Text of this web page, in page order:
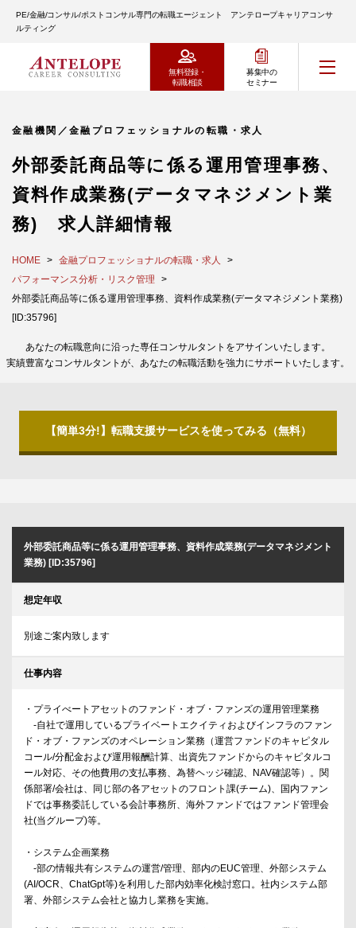
PE/金融/コンサル/ポストコンサル専門の転職エージェント アンテロープキャリアコンサ
ルティング
無料登録・
転職相談
募集中の
セミナー
金融機関／金融プロフェッショナルの転職・求人
外部委託商品等に係る運用管理事務、
資料作成業務(データマネジメント業
務) 求人詳細情報
HOME
金融プロフェッショナルの転職・求人
パフォーマンス分析・リスク管理
外部委託商品等に係る運用管理事務、資料作成業務(データマネジメント業務)
[ID:35796]
あなたの転職意向に沿った専任コンサルタントをアサインいたします。
実績豊富なコンサルタントが、あなたの転職活動を強力にサポートいたします。
【簡単3分!】転職支援サービスを使ってみる（無料）
外部委託商品等に係る運用管理事務、資料作成業務(データマネジメント
業務) [ID:35796]
想定年収
別途ご案内致します
仕事内容
・プライべートアセットのファンド・オブ・ファンズの運用管理業務
-自社で運用しているプライベートエクイティおよびインフラのファン
ド・オブ・ファンズのオペレーション業務（運営ファンドのキャピタル
コール/分配金および運用報酬計算、出資先ファンドからのキャピタルコ
ール対応、その他費用の支払事務、為替ヘッジ確認、NAV確認等）。関
係部署/会社は、同じ部の各アセットのフロント課(チーム)、国内ファン
ドでは事務委託している会計事務所、海外ファンドではファンド管理会
社(当グループ)等。
・システム企画業務
-部の情報共有システムの運営/管理、部内のEUC管理、外部システム
(AI/OCR、ChatGpt等)を利用した部内効率化検討窓口。社内システム部
署、外部システム会社と協力し業務を実施。